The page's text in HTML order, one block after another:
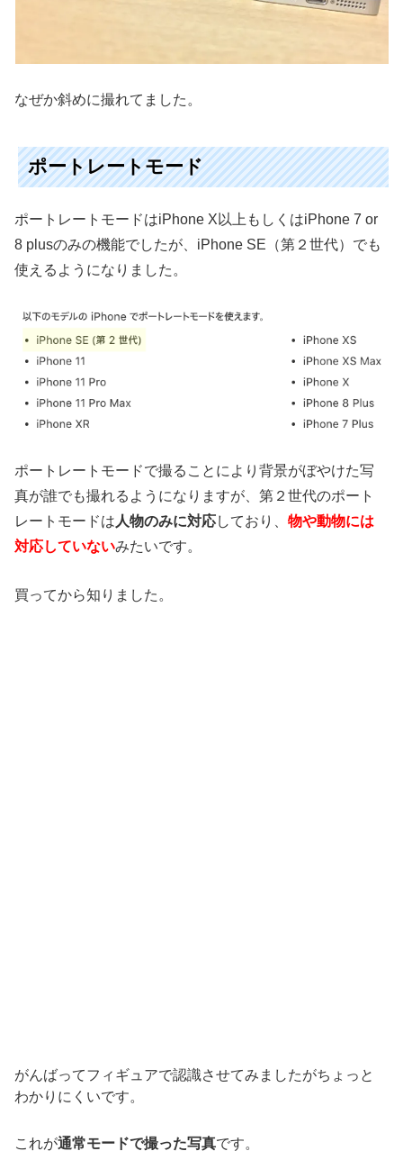
なぜか斜めに撮れてました。
ポートレートモード
ポートレートモードはiPhone X以上もしくはiPhone 7 or
8 plusのみの機能でしたが、iPhone SE（第２世代）でも
使えるようになりました。
ポートレートモードで撮ることにより背景がぼやけた写
真が誰でも撮れるようになりますが、第２世代のポート
レートモードは 人物のみに対応しており、物や動物には
対応していないみたいです。
買ってから知りました。
がんばってフィギュアで認識させてみましたがちょっと
わかりにくいです。
これが通常モードで撮った写真です。